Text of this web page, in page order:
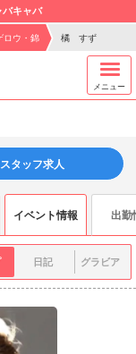
バキャバ
ロウ・錦 橘 すず
メニュー
スタッフ求人
イベント情報 出勤
日記 グラビア